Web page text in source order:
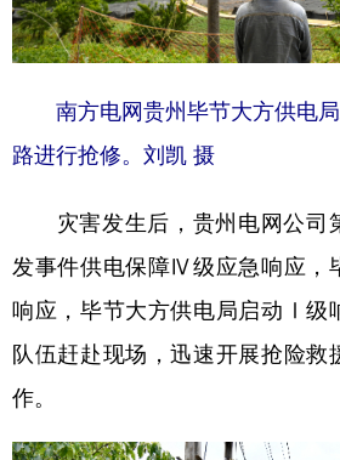
浙江 安徽 福
广东 广西
陕西 甘肃 青海
多语种频道
English Español
南方电网贵州毕节大方供电
路进行抢修。刘凯 摄
灾害发生后，贵州电网公司
发事件供电保障Ⅳ级应急响应
响应，毕节大方供电局启动Ⅰ级
队伍赶赴现场，迅速开展抢险救
作。